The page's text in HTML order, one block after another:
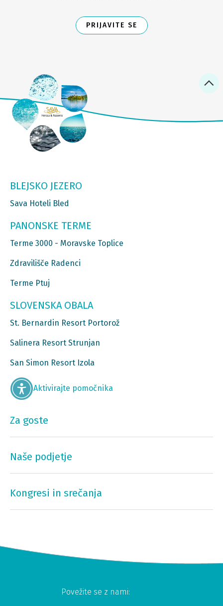
PRIJAVITE SE
BLEJSKO JEZERO
Sava Hoteli Bled
PANONSKE TERME
Terme 3000 - Moravske Toplice
Zdravilišče Radenci
Terme Ptuj
SLOVENSKA OBALA
St. Bernardin Resort Portorož
Salinera Resort Strunjan
San Simon Resort Izola
Aktivirajte pomočnika
Za goste
Naše podjetje
Kongresi in srečanja
Povežite se z nami: